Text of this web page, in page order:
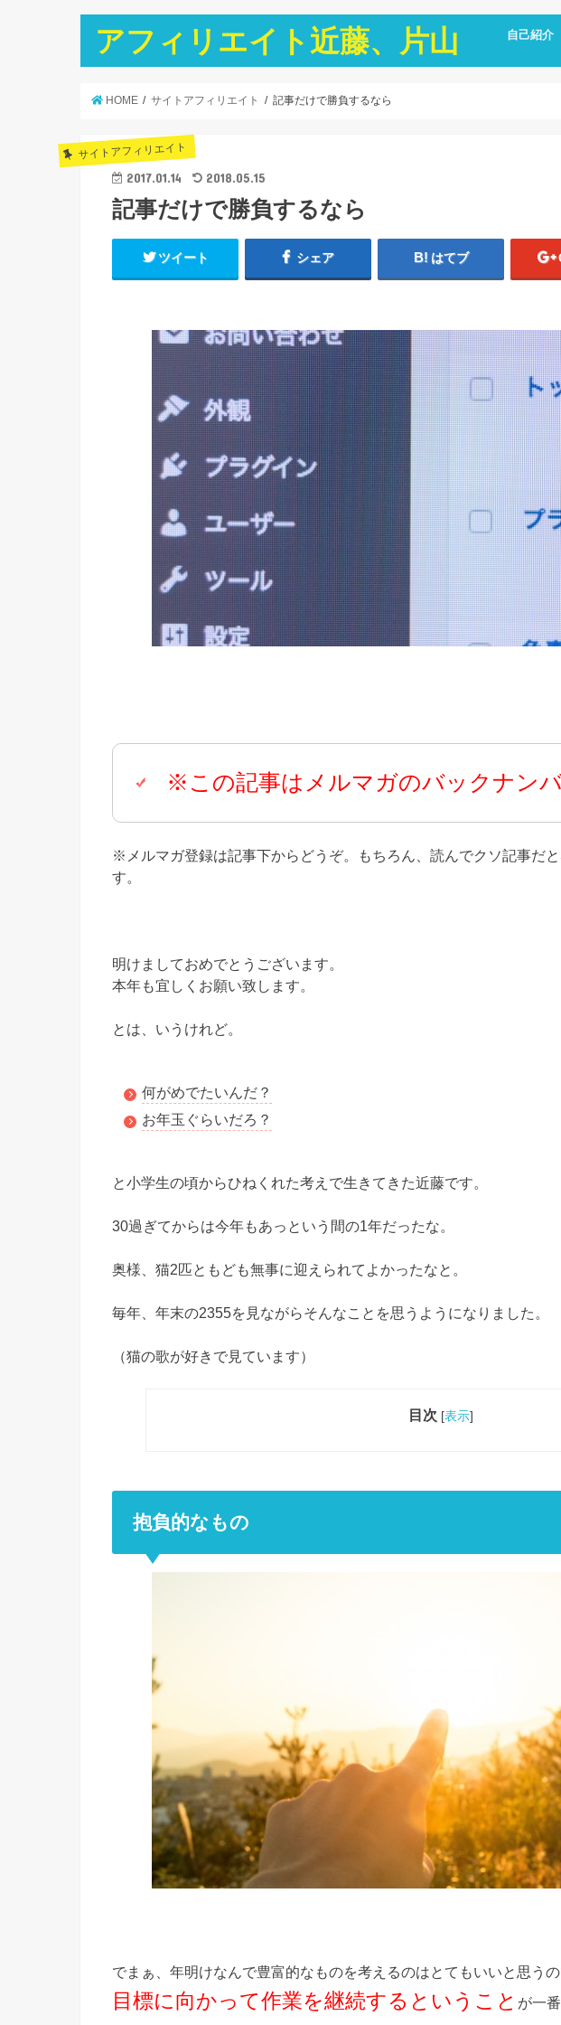
アフィリエイト近藤、片山 自己紹介
HOME サイトアフィリエイト 記事だけで勝負するなら
サイトアフィリエイト
2017.01.14 2018.05.15
記事だけで勝負するなら
ツイート シェア はてブ
※この記事はメルマガのバックナン
※メルマガ登録は記事下からどうぞ。もちろん、読んでクソ記事だ
す。
明けましておめでとうございます。
本年も宜しくお願い致します。
とは、いうけれど。
何がめでたいんだ？
お年玉ぐらいだろ？
と小学生の頃からひねくれた考えで生きてきた近藤です。
30過ぎてからは今年もあっという間の1年だったな。
奥様、猫2匹ともども無事に迎えられてよかったなと。
毎年、年末の2355を見ながらそんなことを思うようになりました。
（猫の歌が好きで見ています）
目次 [表示]
抱負的なもの
でまぁ、年明けなんで豊富的なものを考えるのはとてもいいと思う
目標に向かって作業を継続するということ が一